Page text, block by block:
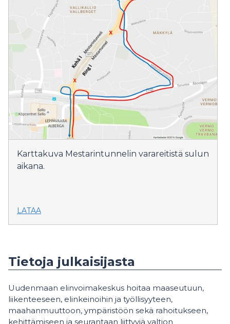
Karttakuva Mestarintunnelin varareitistä sulun
aikana.
LATAA
Tietoja julkaisijasta
Uudenmaan elinvoimakeskus hoitaa maaseutuun,
liikenteeseen, elinkeinoihin ja työllisyyteen,
maahanmuuttoon, ympäristöön sekä rahoitukseen,
kehittämiseen ja seurantaan liittyviä valtion